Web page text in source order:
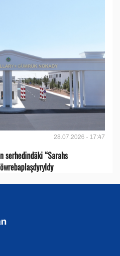
28.07.2026 - 17:47
serhedindäki “Sarahs